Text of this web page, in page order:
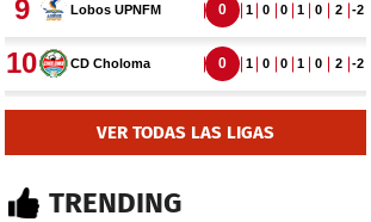
VER TODAS LAS LIGAS
TRENDING